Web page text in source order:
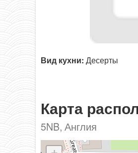
Вид кухни: Десерты
Карта
5NB, Англия